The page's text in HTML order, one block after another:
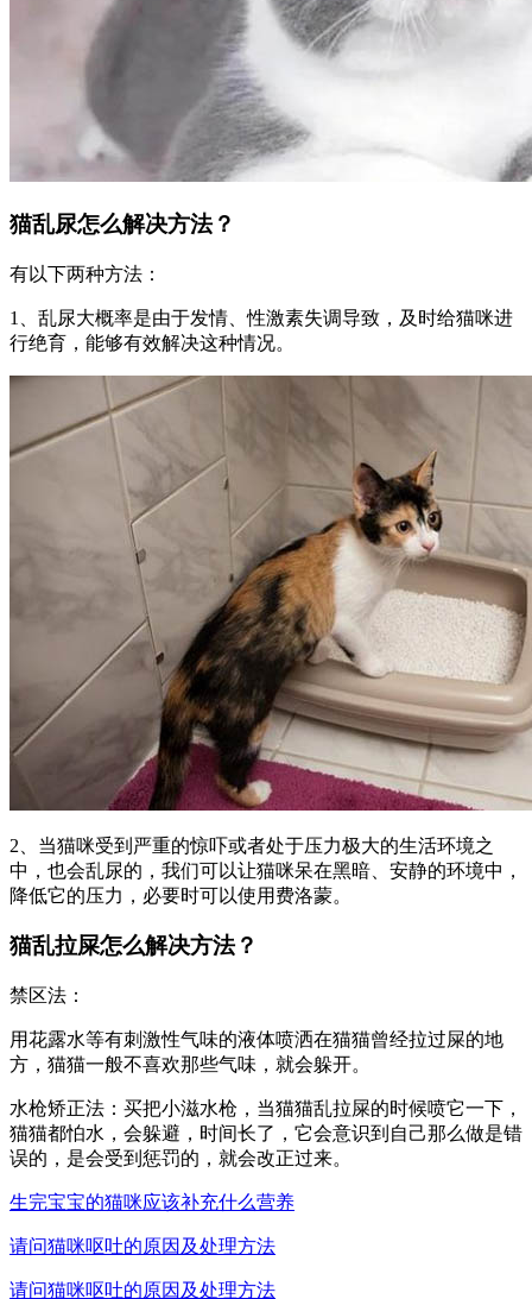
猫乱尿怎么解决方法？
有以下两种方法：
1、乱尿大概率是由于发情、性激素失调导致，及时给猫咪进
行绝育，能够有效解决这种情况。
2、当猫咪受到严重的惊吓或者处于压力极大的生活环境之
中，也会乱尿的，我们可以让猫咪呆在黑暗、安静的环境中，
降低它的压力，必要时可以使用费洛蒙。
猫乱拉屎怎么解决方法？
禁区法：
用花露水等有刺激性气味的液体喷洒在猫猫曾经拉过屎的地
方，猫猫一般不喜欢那些气味，就会躲开。
水枪矫正法：买把小滋水枪，当猫猫乱拉屎的时候喷它一下，
猫猫都怕水，会躲避，时间长了，它会意识到自己那么做是错
误的，是会受到惩罚的，就会改正过来。
生完宝宝的猫咪应该补充什么营养
请问猫咪呕吐的原因及处理方法
请问猫咪呕吐的原因及处理方法